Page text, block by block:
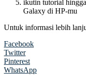
ikutin tutorial
Galaxy di HP-mu
Untuk informasi lebih
Facebook
Twitter
Pinterest
WhatsApp